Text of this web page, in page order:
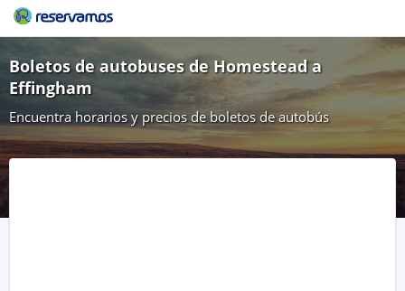
Boletos de autobuses de Homestead a
Effingham
Encuentra horarios y precios de boletos de autobús